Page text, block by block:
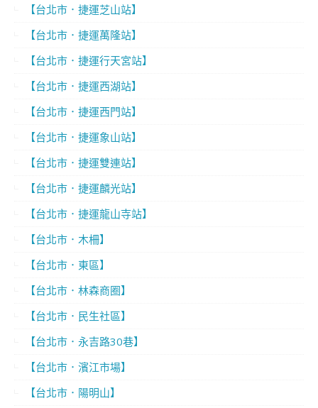
【台北市．捷運芝山站】
【台北市．捷運萬隆站】
【台北市．捷運行天宮站】
【台北市．捷運西湖站】
【台北市．捷運西門站】
【台北市．捷運象山站】
【台北市．捷運雙連站】
【台北市．捷運麟光站】
【台北市．捷運龍山寺站】
【台北市．木柵】
【台北市．東區】
【台北市．林森商圈】
【台北市．民生社區】
【台北市．永吉路30巷】
【台北市．濱江市場】
【台北市．陽明山】